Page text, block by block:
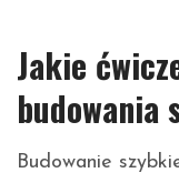
Jakie
budowania
Budowanie